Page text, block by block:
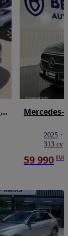
Mercedes-Benz C 300 d 9G-TRONIC Edition AMG Line Mercedes-
2025
313 cv
59 990 EUR